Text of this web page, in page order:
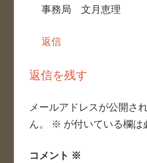
事務局 文月恵理
返信
返信を残す
メールアドレスが公開さ
ん。
※ が付いている欄は
コメント ※